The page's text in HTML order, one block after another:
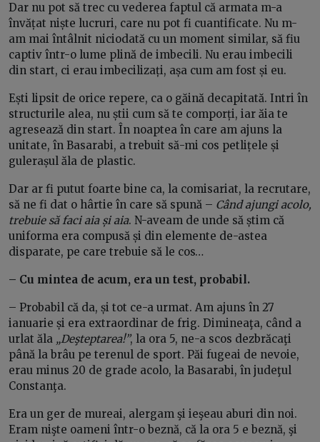
Dar nu pot să trec cu vederea faptul că armata m-a
învățat niște lucruri, care nu pot fi cuantificate. Nu m-
am mai întâlnit niciodată cu un moment similar, să fiu
captiv într-o lume plină de imbecili. Nu erau imbecili
din start, ci erau imbecilizați, așa cum am fost și eu.
Ești lipsit de orice repere, ca o găină decapitată. Intri în
structurile alea, nu știi cum să te comporți, iar ăia te
agresează din start. În noaptea în care am ajuns la
unitate, în Basarabi, a trebuit să-mi cos petlițele și
gulerașul ăla de plastic.
Dar ar fi putut foarte bine ca, la comisariat, la recrutare,
să ne fi dat o hârtie în care să spună – Când ajungi acolo,
trebuie să faci aia și aia. N-aveam de unde să știm că
uniforma era compusă și din elemente de-astea
disparate, pe care trebuie să le cos…
– Cu mintea de acum, era un test, probabil.
– Probabil că da, și tot ce-a urmat. Am ajuns în 27
ianuarie și era extraordinar de frig. Dimineaţa, când a
urlat ăla „Deşteptarea!”, la ora 5, ne-a scos dezbrăcaţi
până la brâu pe terenul de sport. Păi fugeai de nevoie,
erau minus 20 de grade acolo, la Basarabi, în judeţul
Constanţa.
Era un ger de mureai, alergam şi ieşeau aburi din noi.
Eram nişte oameni într-o beznă, că la ora 5 e beznă, şi